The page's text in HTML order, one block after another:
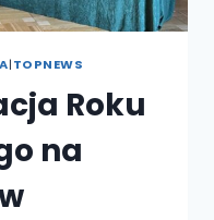
|TOPNEWS
Roku
na